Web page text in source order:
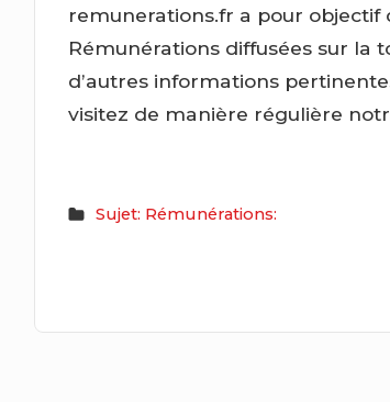
remunerations.fr a pour
Rémunérations diffusées sur la
d’autres informations
visitez de manière régulière
Sujet: Rémunérations: